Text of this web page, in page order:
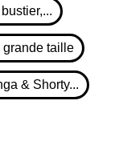
grande taille
& Shorty...